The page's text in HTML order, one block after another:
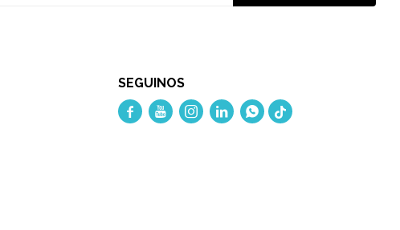
SEGUINOS
    